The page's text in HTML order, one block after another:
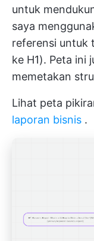
untuk
saya
referensi untuk
ke H1). Peta ini
memetakan
Lihat peta
laporan bisnis .